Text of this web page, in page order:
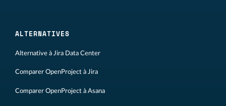
ALTERNATIVES
Alternative à Jira Data Center
Comparer OpenProject à Jira
Comparer OpenProject à Asana